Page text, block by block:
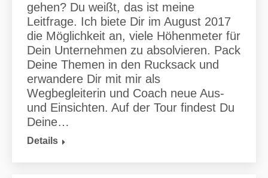
gehen? Du weißt, das ist meine
Leitfrage. Ich biete Dir im August 2017
die Möglichkeit an, viele Höhenmeter für
Dein Unternehmen zu absolvieren. Pack
Deine Themen in den Rucksack und
erwandere Dir mit mir als
Wegbegleiterin und Coach neue Aus-
und Einsichten. Auf der Tour findest Du
Deine…
Details